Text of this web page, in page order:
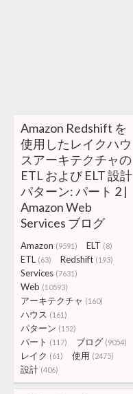
Amazon Redshift を
使用したレイクハウ
スアーキテクチャの
ETL および ELT 設計
パターン: パート 2 |
Amazon Web
Services ブログ
Amazon (9591) ELT (8)
ETL (63) Redshift (193)
Services (7631)
Web (10593)
アーキテクチャ (160)
ハウス (161)
パターン (152)
パート (117) ブログ (9054)
レイク (61) 使用 (2475)
設計 (406)